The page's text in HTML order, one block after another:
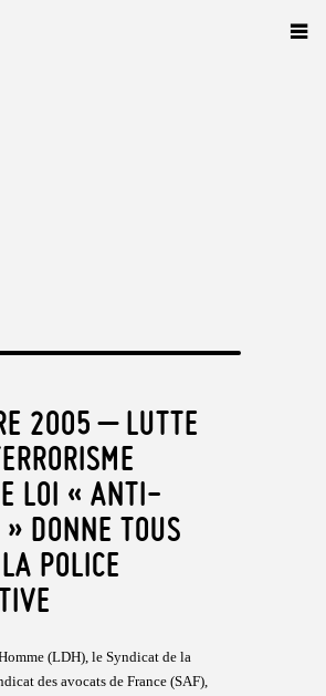
2005 – LUTTE
LOI « ANTI-
DONNE TOUS
POLICE
(LDH), le Syndicat de la
des avocats de France (SAF),